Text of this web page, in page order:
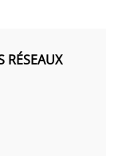
RÉSEAUX